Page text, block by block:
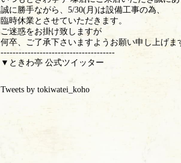
誠に勝手ながら、5/30(月)は設備工事の為、
臨時休業とさせていただきます。
ご迷惑をお掛け致しますが
何卒、ご了承下さいますようお願い申し上げま
--------------------------------------
▼ときわ亭 公式ツイッター
Tweets by tokiwatei_koho